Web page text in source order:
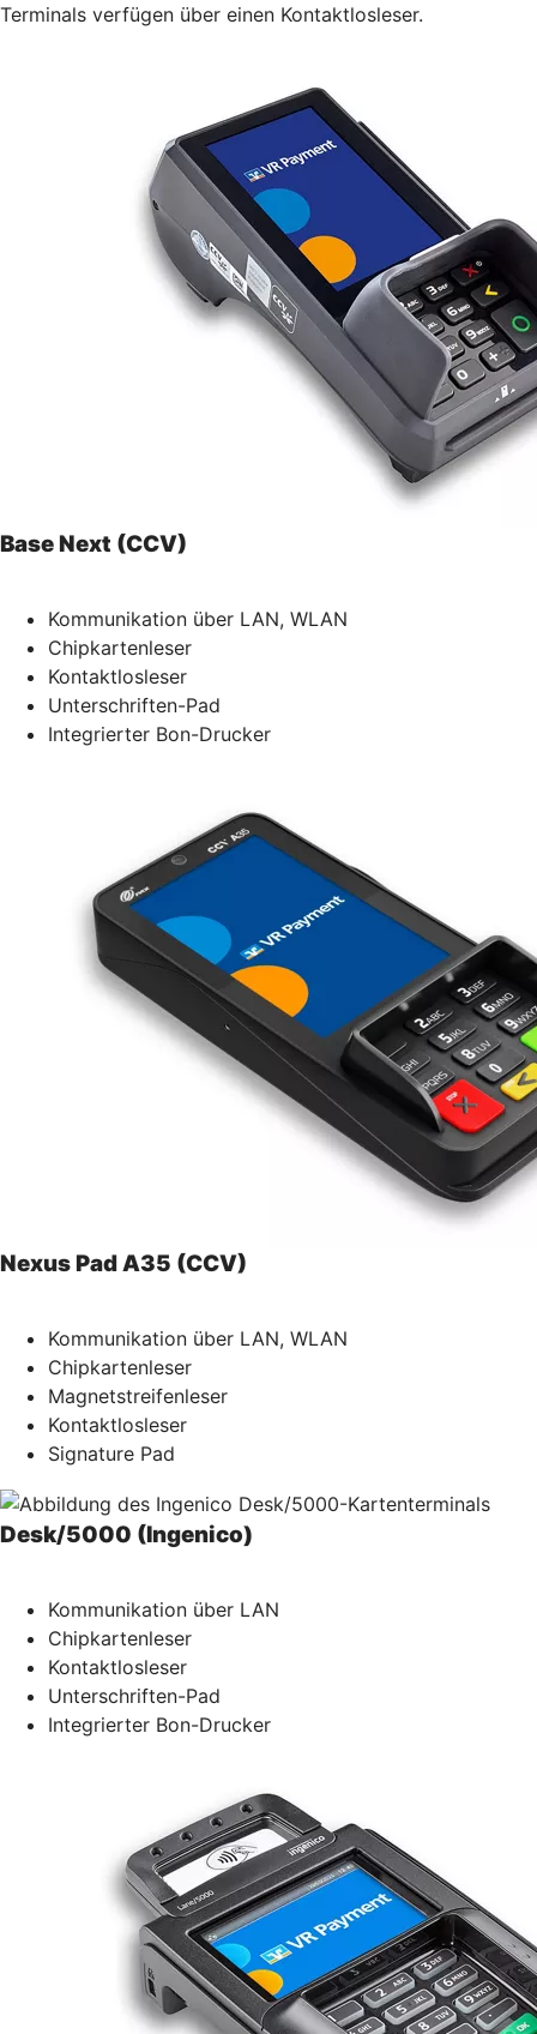
Terminals verfügen über einen Kontaktlosleser.
Base Next (CCV)
Kommunikation über LAN, WLAN
Chipkartenleser
Kontaktlosleser
Unterschriften-Pad
Integrierter Bon-Drucker
Nexus Pad A35 (CCV)
Kommunikation über LAN, WLAN
Chipkartenleser
Magnetstreifenleser
Kontaktlosleser
Signature Pad
Desk/5000 (Ingenico)
Kommunikation über LAN
Chipkartenleser
Kontaktlosleser
Unterschriften-Pad
Integrierter Bon-Drucker